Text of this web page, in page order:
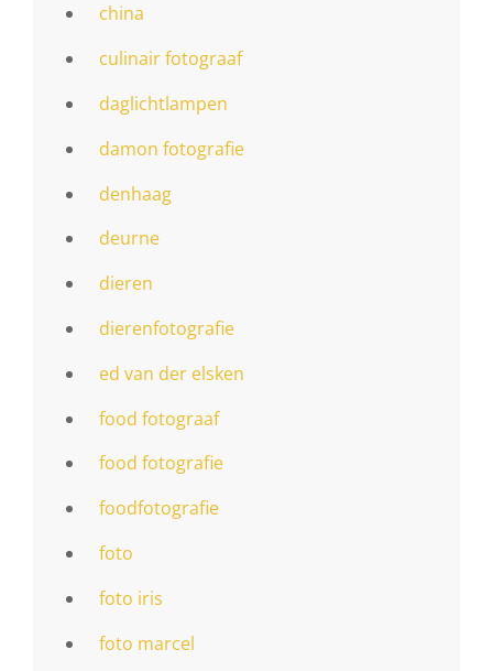
china
culinair fotograaf
daglichtlampen
damon fotografie
denhaag
deurne
dieren
dierenfotografie
ed van der elsken
food fotograaf
food fotografie
foodfotografie
foto
foto iris
foto marcel